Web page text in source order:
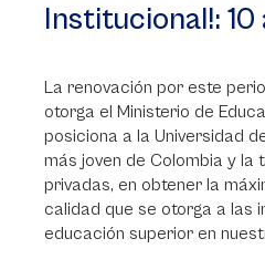
Institucional!: 10
La renovación por este
otorga el Ministerio de
posiciona a la Universidad
más joven de Colombia y la
privadas, en obtener la
calidad que se otorga a las
educación superior en